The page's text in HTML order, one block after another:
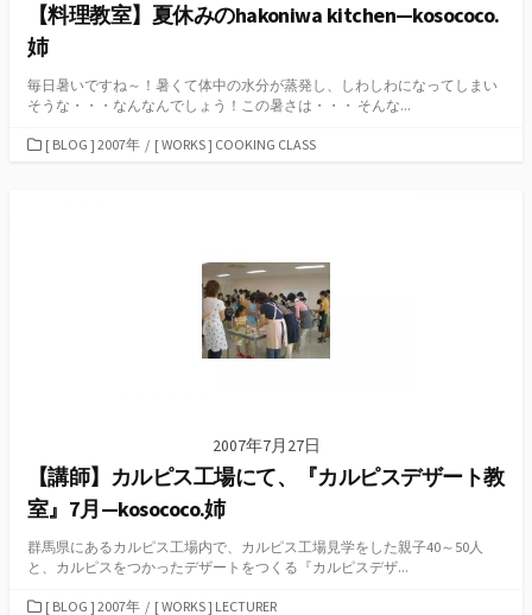
【料理教室】夏休みのhakoniwa kitchen—kosococo.
姉
毎日暑いですね～！暑くて体中の水分が蒸発し、しわしわになってしまい
そうな・・・なんなんでしょう！この暑さは・・・ そんな...
カ[ BLOG ] 2007年 / [ WORKS ] COOKING CLASS
2007年7月27日
【講師】カルピス工場にて、『カルピスデザート教
室』7月—kosococo.姉
群馬県にあるカルピス工場内で、カルピス工場見学をした親子40～50人
と、カルピスをつかったデザートをつくる『カルピスデザ...
カ[ BLOG ] 2007年 / [ WORKS ] LECTURER